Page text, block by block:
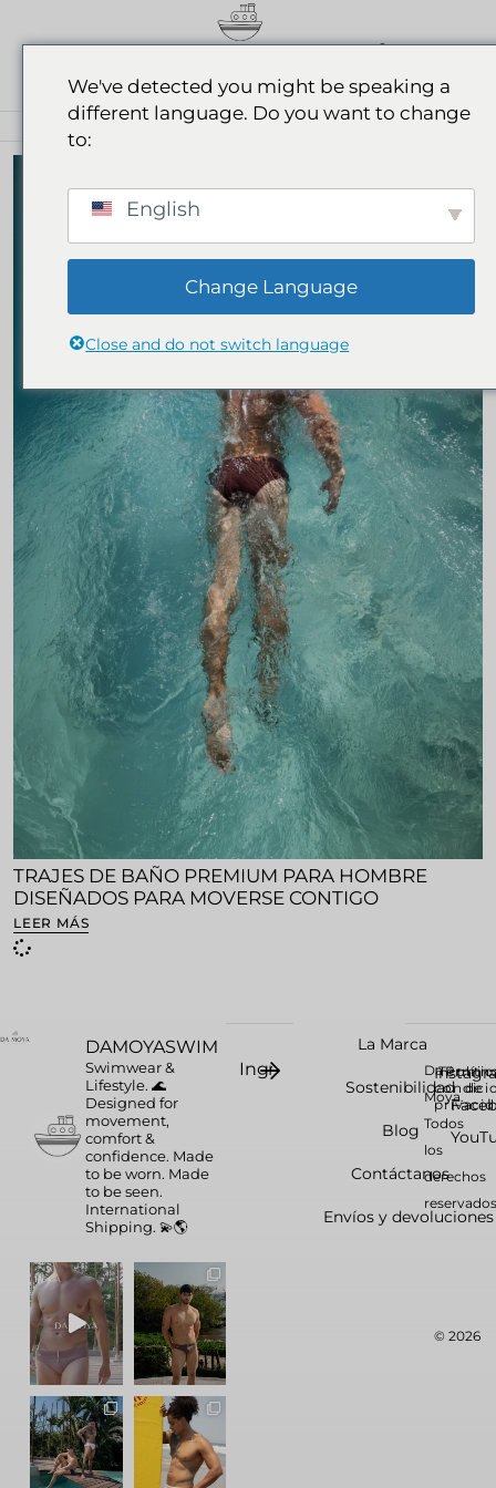
0
DEL AGUA A LA VIDA DIARIA
TRAJES DE BAÑO PREMIUM PARA HOMBRE
DISEÑADOS PARA MOVERSE CONTIGO
LEER MÁS
DAMOYASWIM
Swimwear &
Lifestyle. 🌊
Designed for
movement,
comfort &
confidence. Made
to be worn. Made
to be seen.
International
Shipping. 💫🌎
La Marca
Sostenibilidad
Blog
Contáctanos
Envíos y devoluciones
Da
Moya.
Todos
los
derechos
© 2026
de
We've detected you might be speaking a
different language. Do you want to change
to:
English
Change Language
Close and do not switch language